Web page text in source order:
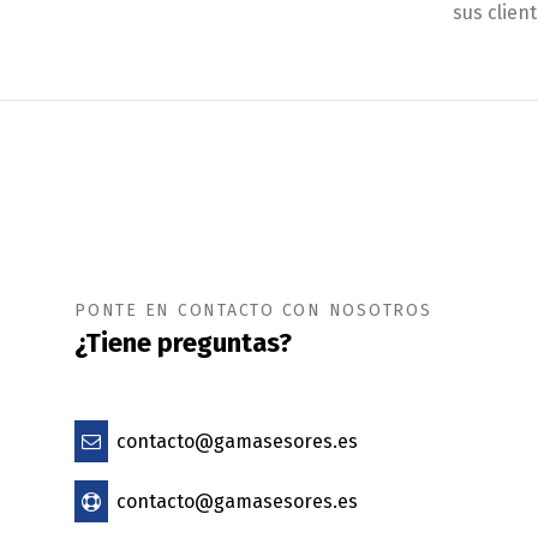
sus
PONTE EN CONTACTO CON NOSOTROS
¿Tiene preguntas?
contacto@gamasesores.es
contacto@gamasesores.es